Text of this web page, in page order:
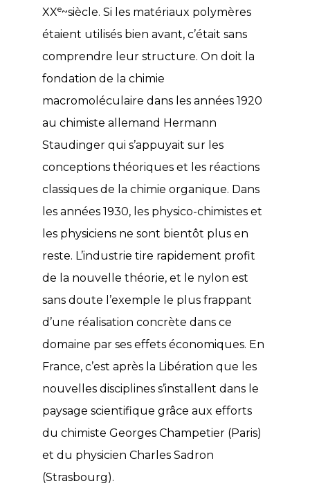
XXe~siècle. Si les matériaux polymères
étaient utilisés bien avant, c’était sans
comprendre leur structure. On doit la
fondation de la chimie
macromoléculaire dans les années 1920
au chimiste allemand Hermann
Staudinger qui s’appuyait sur les
conceptions théoriques et les réactions
classiques de la chimie organique. Dans
les années 1930, les physico-chimistes et
les physiciens ne sont bientôt plus en
reste. L’industrie tire rapidement profit
de la nouvelle théorie, et le nylon est
sans doute l’exemple le plus frappant
d’une réalisation concrète dans ce
domaine par ses effets économiques. En
France, c’est après la Libération que les
nouvelles disciplines s’installent dans le
paysage scientifique grâce aux efforts
du chimiste Georges Champetier (Paris)
et du physicien Charles Sadron
(Strasbourg).